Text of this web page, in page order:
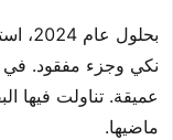
نكي وجزء مفقود. في
عميقة. تناولت
ماضيها.